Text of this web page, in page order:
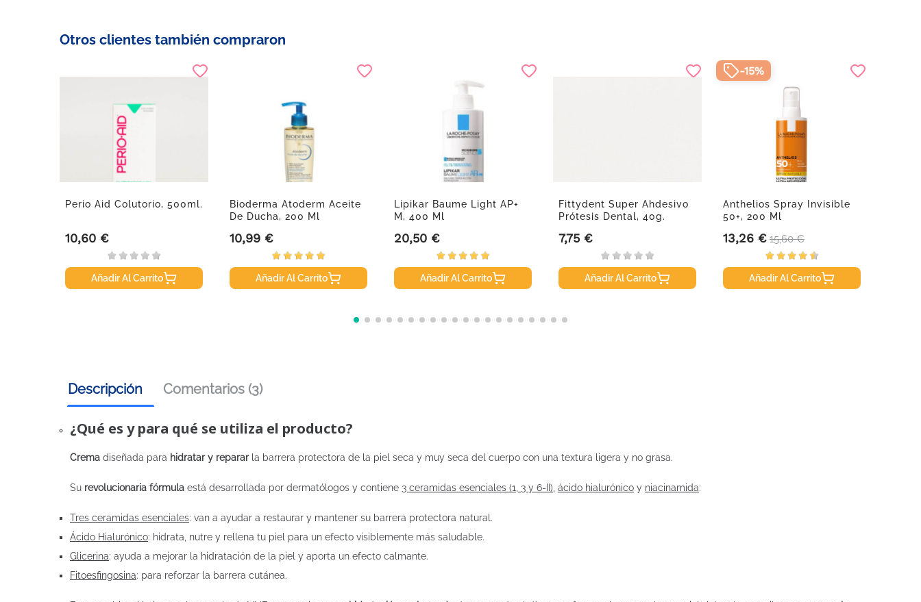
Otros clientes también compraron
Perio Aid Colutorio, 500ml.
Precio
10,60 €
Añadir Al Carrito
Bioderma Atoderm Aceite
De Ducha, 200 Ml
Precio
10,99 €
Añadir Al Carrito
Lipikar Baume Light AP+
M, 400 Ml
Precio
20,50 €
Añadir Al Carrito
Fittydent Super Ahdesivo
Prótesis Dental, 40g.
Precio
7,75 €
Añadir Al Carrito
Anthelios Spray Invisible
50+, 200 Ml
Precio
13,26 € Precio base
15,60 €
Añadir Al Carrito
-15%
Descripción Comentarios (3)
¿Qué es y para qué se utiliza el producto?
Crema diseñada para hidratar y repararla barrera protectora de la piel seca y muy seca del cuerpo con una textura ligera y no grasa.
Su revolucionaria fórmula está desarrollada por dermatólogos y contiene 3 ceramidas esenciales (1, 3 y 6-II) ácido hialurónico y niacinamida:
Tres ceramidas esenciales: van a ayudar a restaurar y mantener su barrera protectora natural.
Ácido Hialurónico: hidrata, nutre y rellena tu piel para un efecto visiblemente más saludable.
Glicerina: ayuda a mejorar la hidratación de la piel y aporta un efecto calmante.
Fitoesfingosina: para reforzar la barrera cutánea.